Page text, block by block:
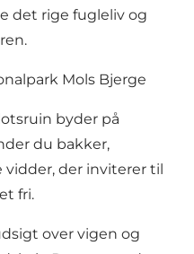
det rige fugleliv og
Mols Bjerge
byder på
du bakker,
der inviterer til
fri.
over vigen og